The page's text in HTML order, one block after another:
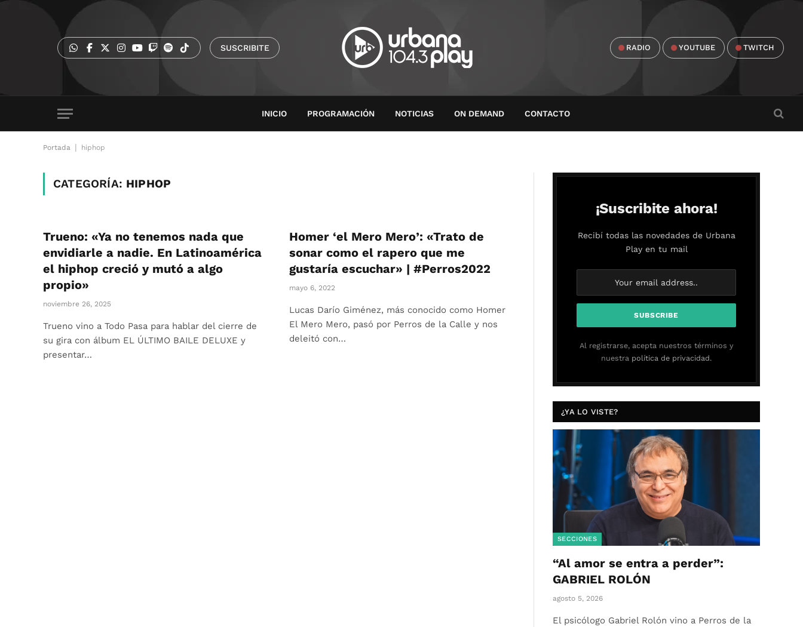
SUSCRIBITE RADIO YOUTUBE TWITCH
INICIO PROGRAMACIÓN NOTICIAS ON DEMAND CONTACTO
Portada hiphop
CATEGORÍA: HIPHOP
Trueno: «Ya no tenemos nada que
envidiarle a nadie. En Latinoamérica
el hiphop creció y mutó a algo
propio»
noviembre 26, 2025
Trueno vino a Todo Pasa para hablar del cierre de
su gira con álbum EL ÚLTIMO BAILE DELUXE y
presentar…
Homer ‘el Mero Mero’: «Trato de
sonar como el rapero que me
gustaría escuchar» | #Perros2022
mayo 6, 2022
Lucas Darío Giménez, más conocido como Homer
El Mero Mero, pasó por Perros de la Calle y nos
deleitó con…
¡Suscribite ahora!
Recibí todas las novedades de Urbana
Play en tu mail
Al registrarse, acepta nuestros términos y
nuestra política de privacidad.
¿YA LO VISTE?
SECCIONES
“Al amor se entra a perder”:
GABRIEL ROLÓN
agosto 5, 2026
El psicólogo Gabriel Rolón vino a Perros de la